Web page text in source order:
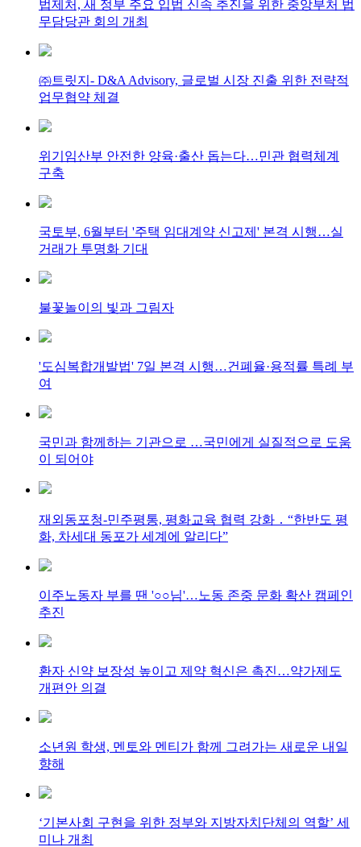
법제처, 새 정부 주요 입법 신속 추진을 위한 중앙부처 법
무담당관 회의 개최
㈜트릿지- D&A Advisory, 글로벌 시장 진출 위한 전략적
업무협약 체결
위기임산부 안전한 양육·출산 돕는다…민관 협력체계
구축
국토부, 6월부터 '주택 임대계약 신고제' 본격 시행…실
거래가 투명화 기대
불꽃놀이의 빛과 그림자
'도심복합개발법' 7일 본격 시행…건폐율·용적률 특례 부
여
국민과 함께하는 기관으로 …국민에게 실질적으로 도움
이 되어야
재외동포청-민주평통, 평화교육 협력 강화 ․ “한반도 평
화, 차세대 동포가 세계에 알리다”
이주노동자 부를 땐 '○○님'…노동 존중 문화 확산 캠페인
추진
환자 신약 보장성 높이고 제약 혁신은 촉진…약가제도
개편안 의결
소년원 학생, 멘토와 멘티가 함께 그려가는 새로운 내일
향해
‘기본사회 구현을 위한 정부와 지방자치단체의 역할’ 세
미나 개최